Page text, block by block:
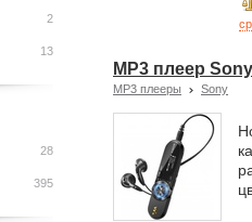
MP3 плеер
MP3 плееры Sony
2
13
28
395